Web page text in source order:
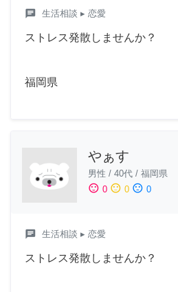
chat 生活相談 ▸ 恋愛
ストレス発散しませんか？
福岡県
やぁす
男性 / 40代 / 福岡県
sentiment_satisfied 0 sentiment_neutral 0 sentiment_dissatisfied 0
chat 生活相談 ▸ 恋愛
ストレス発散しませんか？